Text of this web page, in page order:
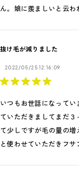
ん。娘に羨ましいと云わ
抜け毛が減りました
2022/05/25 12:16:09
いつもお世話になって
ていただきましてまだ
て少しですが毛の量の
と使わせていただきフサ